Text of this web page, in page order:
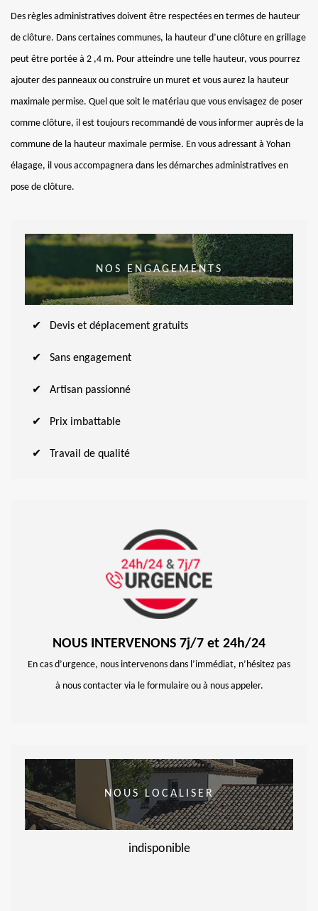
Des règles administratives doivent être respectées en termes de hauteur
de clôture. Dans certaines communes, la hauteur d’une clôture en grillage
peut être portée à 2 ,4 m. Pour atteindre une telle hauteur, vous pourrez
ajouter des panneaux ou construire un muret et vous aurez la hauteur
maximale permise. Quel que soit le matériau que vous envisagez de poser
comme clôture, il est toujours recommandé de vous informer auprès de la
commune de la hauteur maximale permise. En vous adressant à Yohan
élagage, il vous accompagnera dans les démarches administratives en
pose de clôture.
NOS ENGAGEMENTS
Devis et déplacement gratuits
Sans engagement
Artisan passionné
Prix imbattable
Travail de qualité
NOUS INTERVENONS 7j/7 et 24h/24
En cas d’urgence, nous intervenons dans l’immédiat, n’hésitez pas
à nous contacter via le formulaire ou à nous appeler.
NOUS LOCALISER
indisponible